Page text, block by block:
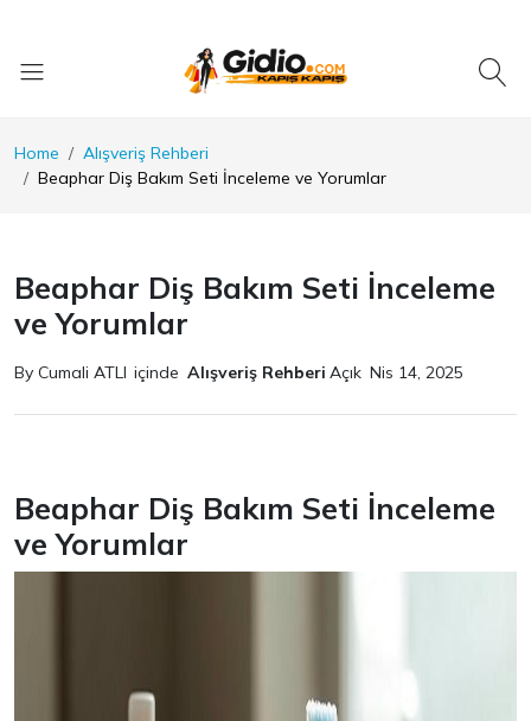
Home
Alışveriş Rehberi
Beaphar Diş Bakım Seti İnceleme ve Yorumlar
Beaphar Diş Bakım Seti İnceleme
ve Yorumlar
By Cumali ATLI içinde Alışveriş Rehberi Açık Nis 14, 2025
Beaphar Diş Bakım Seti İnceleme
ve Yorumlar